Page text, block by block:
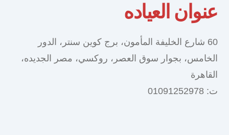
عنوان العياده
60 شارع الخليفة المأمون، برج كوين سنتر، الدور
الخامس، بجوار سوق العصر، روكسي، مصر الجديده،
القاهرة
ت: 01091252978